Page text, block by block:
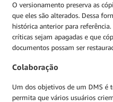
O versionamento preserva as
que eles são alterados. Dessa
histórica anterior para
críticas sejam apagadas e que
documentos possam ser
Colaboração
Um dos objetivos de um DMS é
permita que vários usuários